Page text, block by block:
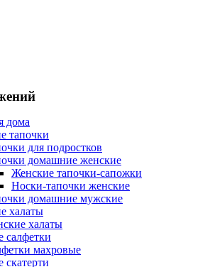
дома
тапочки
для подростков
домашние женские
Женские тапочки-сапожки
Носки-тапочки женские
домашние мужские
халаты
халаты
салфетки
махровые
скатерти